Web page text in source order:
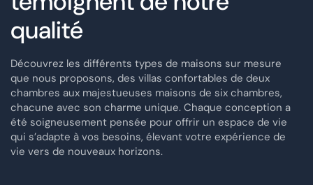
qualité
Découvrez les différents types de maisons sur mesure
que nous proposons, des villas confortables de deux
chambres aux majestueuses maisons de six chambres,
chacune avec son charme unique. Chaque conception a
été soigneusement pensée pour offrir un espace de vie
qui s’adapte à vos besoins, élevant votre expérience de
vie vers de nouveaux horizons.